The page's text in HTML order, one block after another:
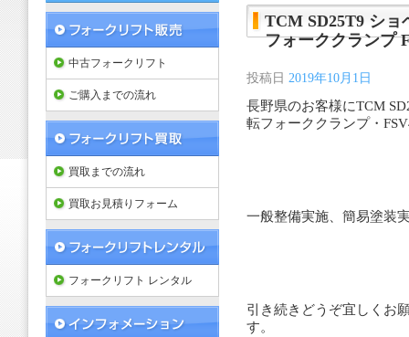
中古フォークリフト
ご購入までの流れ
買取までの流れ
買取お見積りフォーム
フォークリフト レンタル
TCM SD25T9 ショ
フォーククランプ
投稿日 2019年10月1日
長野県のお客様にTCM
転フォーククランプ・
一般整備実施、簡易塗装
引き続きどうぞ宜しくお
す。